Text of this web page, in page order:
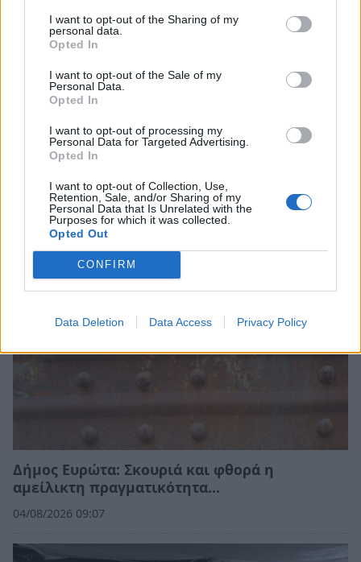
I want to opt-out of the Sharing of my
personal data.
Opted In
I want to opt-out of the Sale of my
Personal Data.
Opted In
I want to opt-out of processing my
Personal Data for Targeted Advertising.
Opted In
I want to opt-out of Collection, Use,
Retention, Sale, and/or Sharing of my
Personal Data that Is Unrelated with the
Purposes for which it was collected.
Opted Out
CONFIRM
Data Deletion Data Access Privacy Policy
Λακωνία: Ο Δημήτρης Μανιατάκος ακούει
δήμαρχος Ευρώτα;
06/08/2026 13:10
Δήμος Ευρώτα: Σκουριά και φθορά η
αμείλικτη πραγματικότητα…
04/08/2026 09:07